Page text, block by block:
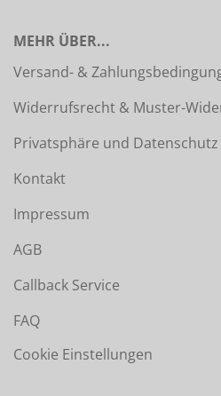
MEHR ÜBER...
Versand- &
Widerrufsrecht & Muster-
Privatsphäre und Datenschutz
Kontakt
Impressum
AGB
Callback Service
FAQ
Cookie Einstellungen